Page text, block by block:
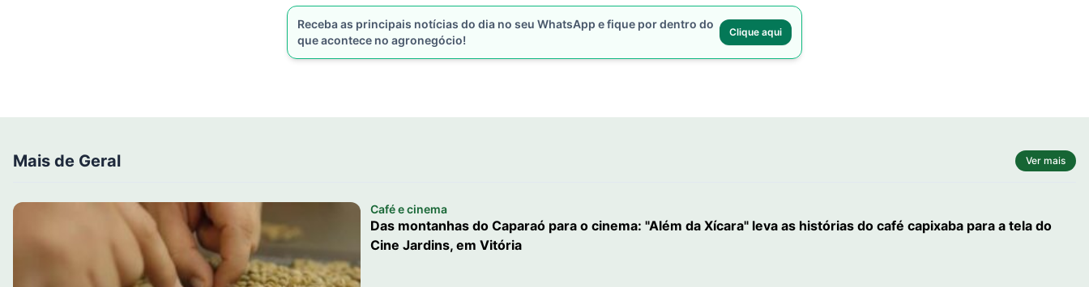
Receba as principais notícias do dia no seu WhatsApp e fique por dentro do
que acontece no agronegócio!
Clique aqui
Mais de Geral Ver mais
Café e cinema
Das montanhas do Caparaó para o cinema: "Além da Xícara" leva as histórias do café capixaba para a tela do
Cine Jardins, em Vitória